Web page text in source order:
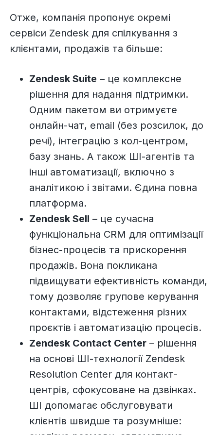
Отже, компанія пропонує окремі
сервіси Zendesk для спілкування з
клієнтами, продажів та більше:
Zendesk Suite – це комплексне
рішення для надання підтримки.
Одним пакетом ви отримуєте
онлайн-чат, email (без розсилок, до
речі), інтеграцію з кол-центром,
базу знань. А також ШІ-агентів та
інші автоматизації, включно з
аналітикою і звітами. Єдина повна
платформа.
Zendesk Sell – це сучасна
функціональна CRM для оптимізації
бізнес-процесів та прискорення
продажів. Вона покликана
підвищувати ефективність команди,
тому дозволяє групове керування
контактами, відстеження різних
проєктів і автоматизацію процесів.
Zendesk Contact Center – рішення
на основі ШІ-технології Zendesk
Resolution Center для контакт-
центрів, сфокусоване на дзвінках.
ШІ допомагає обслуговувати
клієнтів швидше та розумніше: